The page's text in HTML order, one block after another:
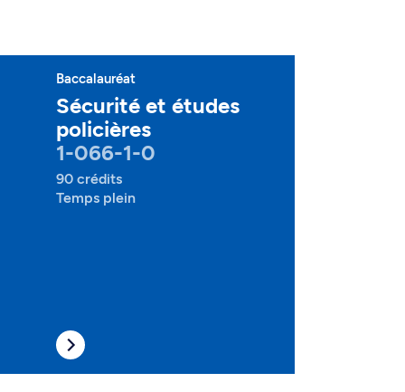
Baccalauréat
Sécurité et études
policières
1-066-1-0
90 crédits
Temps plein